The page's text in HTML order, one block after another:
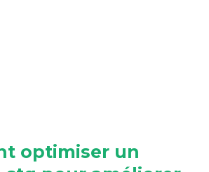
optimiser un